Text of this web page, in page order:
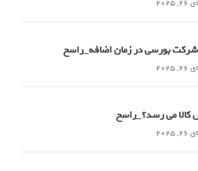
2025
2025
کالا می رسد؟_راسخ
2025